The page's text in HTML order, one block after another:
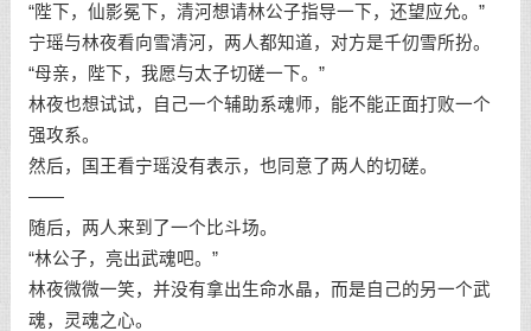
“陛下，仙影冕下，清河想请林公子指导一下，还望应允。”
宁瑶与林夜看向雪清河，两人都知道，对方是千仞雪所扮。
“母亲，陛下，我愿与太子切磋一下。”
林夜也想试试，自己一个辅助系魂师，能不能正面打败一个
强攻系。
然后，国王看宁瑶没有表示，也同意了两人的切磋。
——
随后，两人来到了一个比斗场。
“林公子，亮出武魂吧。”
林夜微微一笑，并没有拿出生命水晶，而是自己的另一个武
魂，灵魂之心。